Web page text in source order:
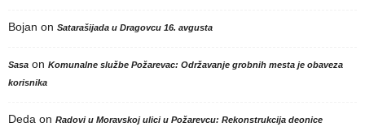
Bojan on Satarašijada u Dragovcu 16. avgusta
Sasa on Komunalne službe Požarevac: Održavanje grobnih mesta je obaveza
korisnika
Deda on Radovi u Moravskoj ulici u Požarevcu: Rekonstrukcija deonice